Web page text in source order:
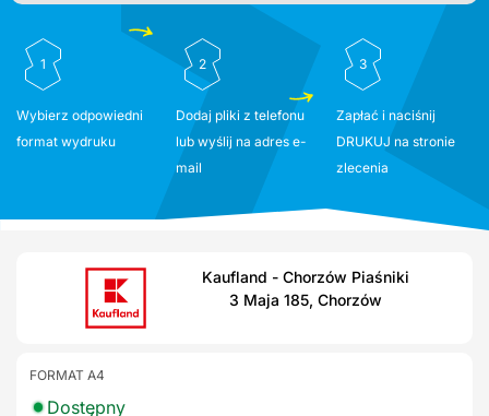
1
Wybierz odpowiedni
format wydruku
2
Dodaj pliki z telefonu
lub wyślij na adres e-
mail
3
Zapłać i naciśnij
DRUKUJ na stronie
zlecenia
Kaufland - Chorzów Piaśniki
3 Maja 185, Chorzów
FORMAT A4
Dostępny